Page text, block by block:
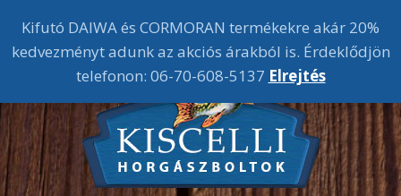
Kifutó DAIWA és CORMORAN termékekre akár 20%
kedvezményt adunk az akciós árakból is. Érdeklődjön
telefonon: 06-70-608-5137 Elrejtés